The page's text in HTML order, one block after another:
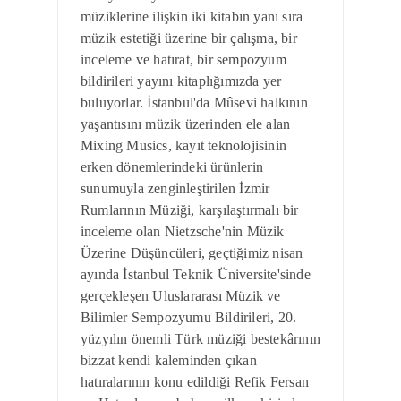
müziklerine ilişkin iki kitabın yanı sıra
müzik estetiği üzerine bir çalışma, bir
inceleme ve hatırat, bir sempozyum
bildirileri yayını kitaplığımızda yer
buluyorlar. İstanbul'da Mûsevi halkının
yaşantısını müzik üzerinden ele alan
Mixing Musics, kayıt teknolojisinin
erken dönemlerindeki ürünlerin
sunumuyla zenginleştirilen İzmir
Rumlarının Müziği, karşılaştırmalı bir
inceleme olan Nietzsche'nin Müzik
Üzerine Düşüncüleri, geçtiğimiz nisan
ayında İstanbul Teknik Üniversite'sinde
gerçekleşen Uluslararası Müzik ve
Bilimler Sempozyumu Bildirileri, 20.
yüzyılın önemli Türk müziği bestekârının
bizzat kendi kaleminden çıkan
hatıralarının konu edildiği Refik Fersan